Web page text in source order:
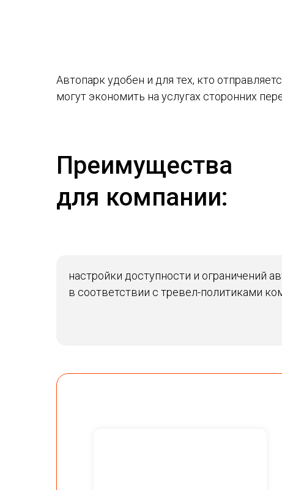
Преимущества
для компании:
Автопарк удобен и для тех, кто
могут экономить на услугах сторонних
настройки доступности и ограничений
в соответствии с тревел-политиками